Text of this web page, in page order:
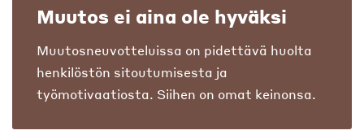
Muutos ei aina ole hyväksi
Muutosneuvotteluissa on pidettävä huolta
henkilöstön sitoutumisesta ja
työmotivaatiosta. Siihen on omat keinonsa.